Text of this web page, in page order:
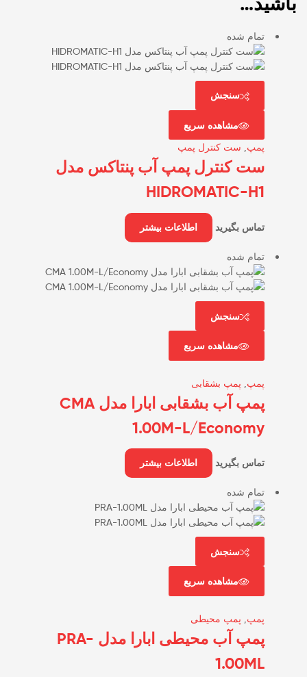
تمام شده
سنجش
مشاهده سریع
پمپ, ست کنترل پمپ
ست کنترل پمپ آب پنتاکس مدل
HIDROMATIC-H1
تماس بگیرید اطلاعات بیشتر
تمام شده
سنجش
مشاهده سریع
پمپ پمپ بشقابی
پمپ آب بشقابی ابارا مدل CMA
1.00M-L/Economy
تماس بگیرید اطلاعات بیشتر
تمام شده
سنجش
مشاهده سریع
پمپ پمپ محیطی
پمپ آب محیطی ابارا مدل PRA-
1.00ML